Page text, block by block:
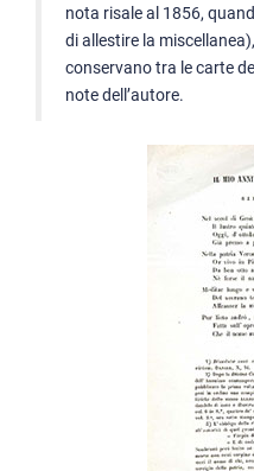
nota risale al 1856,
di allestire la
conservano tra le carte
note dell’autore.